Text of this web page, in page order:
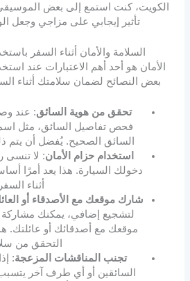
الكويت، كنت استمع إلى بعض
تأثير إيجابي على مزاجي وجعل
السلامة والأمان أثناء السفر
الأمان هو أحد أهم الاعتبارات عند
بعض النصائح لضمان سلامتك أثناء
تحقق من هوية السائق: عند
فحص تفاصيل السائق، مثل
السائق الصحيح. يُفضل أن يتم
استخدام حزام الأمان: لا تنسى
دخولك السيارة. هذا يعد أمرًا
أثناء
شارك موقعك مع الأصدقاء أو
لتشجيع إضافي، يمكنك مشاركة
موقعك مع أصدقائك أو عائلتك.
التحقق من
تجنب المناقشات المزعجة:
السائقين أو أي طرف آخر